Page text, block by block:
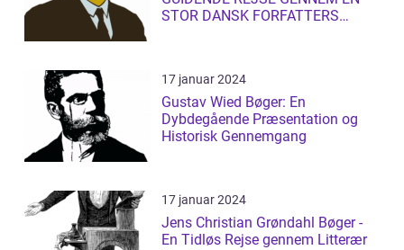
STOR DANSK FORFATTERS
17 januar 2024
Gustav Wied Bøger: En
Dybdegående Præsentation og
Historisk Gennemgang
17 januar 2024
Jens Christian Grøndahl Bøger -
En Tidløs Rejse gennem Litterær